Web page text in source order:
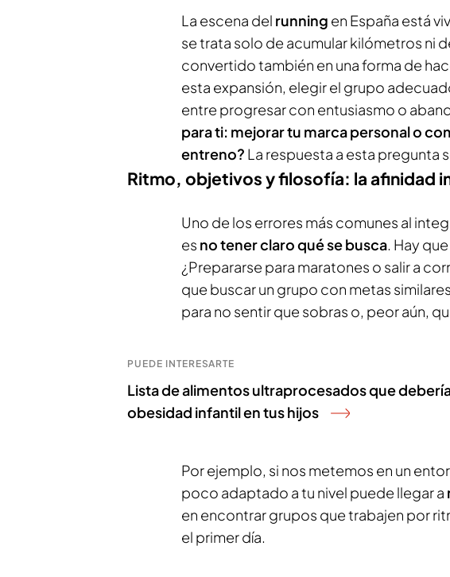
La escena del running en España está
se trata solo de acumular kilómetros ni
convertido también en una forma de
esta expansión, elegir el grupo
entre progresar con entusiasmo o
para ti: mejorar tu marca personal o
entreno? La respuesta a esta pregunta
Ritmo, objetivos y filosofía: la afinidad
Uno de los errores más comunes al
es no tener claro qué se busca. Hay
¿Prepararse para maratones o salir a
que buscar un grupo con metas
para no sentir que sobras o, peor aún,
PUEDE INTERESARTE
Lista de alimentos ultraprocesados que
obesidad infantil en tus hijos
Por ejemplo, si nos metemos en un
poco adaptado a tu nivel puede llegar a
en encontrar grupos que trabajen por
el primer día.